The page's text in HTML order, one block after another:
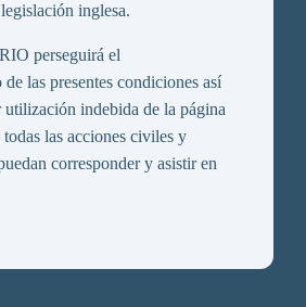
inglesa.
perseguirá el
las presentes condiciones así
indebida de la página
las acciones civiles y
corresponder y asistir en